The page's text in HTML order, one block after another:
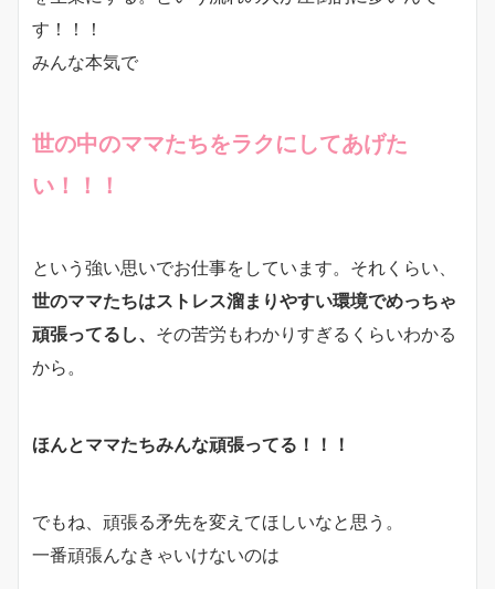
す！！！
みんな本気で
世の中のママたちをラクにしてあげた
い！！！
という強い思いでお仕事をしています。それくらい、
世のママたちはストレス溜まりやすい環境でめっちゃ
頑張ってるし、 その苦労もわかりすぎるくらいわかる
から。
ほんとママたちみんな頑張ってる！！！
でもね、頑張る矛先を変えてほしいなと思う。
一番頑張んなきゃいけないのは